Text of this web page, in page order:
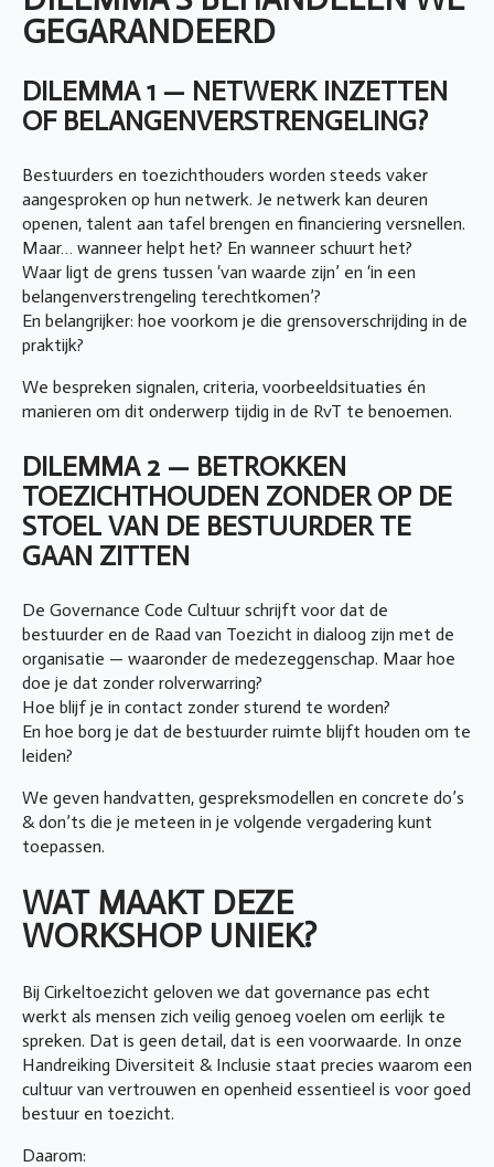
GEGARANDEERD
DILEMMA 1 — NETWERK INZETTEN
OF BELANGENVERSTRENGELING?
Bestuurders en toezichthouders worden steeds vaker
aangesproken op hun netwerk. Je netwerk kan deuren
openen, talent aan tafel brengen en financiering versnellen.
Maar… wanneer helpt het? En wanneer schuurt het?
Waar ligt de grens tussen ‘van waarde zijn’ en ‘in een
belangenverstrengeling terechtkomen’?
En belangrijker: hoe voorkom je die grensoverschrijding in de
praktijk?
We bespreken signalen, criteria, voorbeeldsituaties én
manieren om dit onderwerp tijdig in de RvT te benoemen.
DILEMMA 2 — BETROKKEN
TOEZICHTHOUDEN ZONDER OP DE
STOEL VAN DE BESTUURDER TE
GAAN ZITTEN
De Governance Code Cultuur schrijft voor dat de
bestuurder en de Raad van Toezicht in dialoog zijn met de
organisatie — waaronder de medezeggenschap. Maar hoe
doe je dat zonder rolverwarring?
Hoe blijf je in contact zonder sturend te worden?
En hoe borg je dat de bestuurder ruimte blijft houden om te
leiden?
We geven handvatten, gespreksmodellen en concrete do’s
& don’ts die je meteen in je volgende vergadering kunt
toepassen.
WAT MAAKT DEZE
WORKSHOP UNIEK?
Bij Cirkeltoezicht geloven we dat governance pas echt
werkt als mensen zich veilig genoeg voelen om eerlijk te
spreken. Dat is geen detail, dat is een voorwaarde. In onze
Handreiking Diversiteit & Inclusie staat precies waarom een
cultuur van vertrouwen en openheid essentieel is voor goed
bestuur en toezicht.
Daarom: